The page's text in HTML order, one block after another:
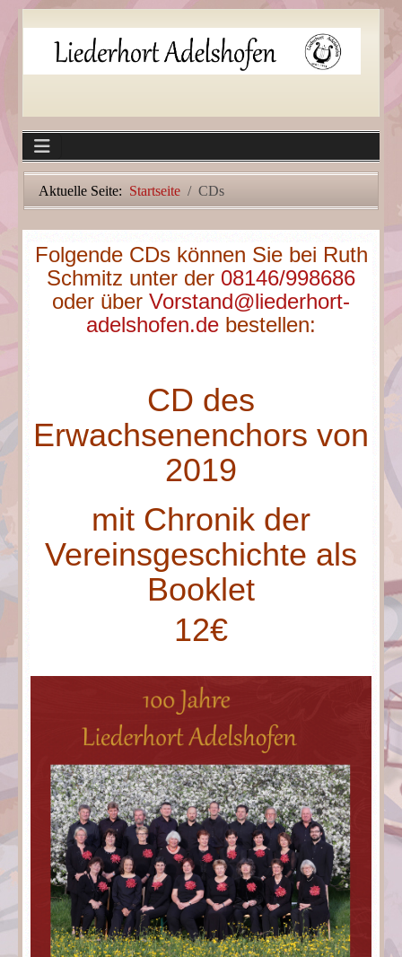
Aktuelle Seite: Startseite CDs
Folgende CDs können Sie bei Ruth
Schmitz unter der 08146/998686
oder überVorstand@liederhort-
adelshofen.de bestellen:
CD des
Erwachsenenchors von
2019
mit Chronik der
Vereinsgeschichte als
Booklet
12€